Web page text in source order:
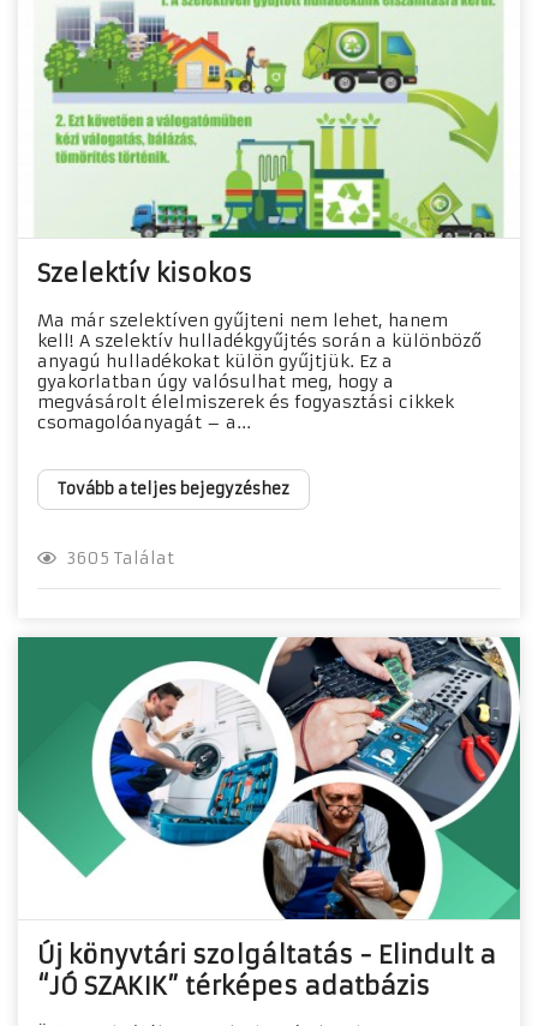
Szelektív kisokos
Ma már szelektíven gyűjteni nem lehet, hanem
kell! A szelektív hulladékgyűjtés során a különböző
anyagú hulladékokat külön gyűjtjük. Ez a
gyakorlatban úgy valósulhat meg, hogy a
megvásárolt élelmiszerek és fogyasztási cikkek
csomagolóanyagát – a...
Tovább a teljes bejegyzéshez
3605 Találat
Új könyvtári szolgáltatás - Elindult a
“JÓ SZAKIK” térképes adatbázis